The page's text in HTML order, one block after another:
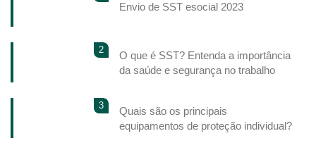
Envio de SST esocial 2023
2
O que é SST? Entenda a importância
da saúde e segurança no trabalho
3
Quais são os principais
equipamentos de proteção individual?